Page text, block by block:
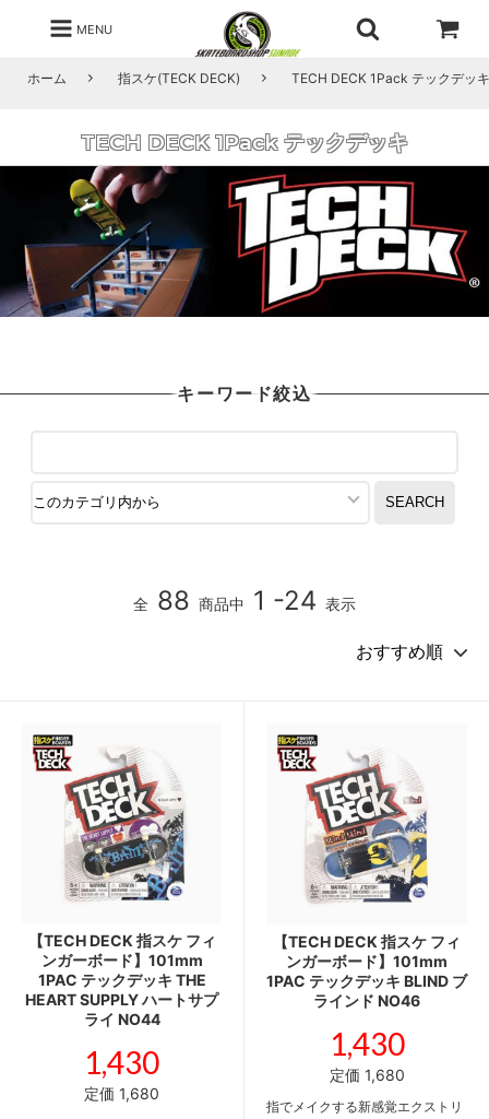
MENU
ホーム 指スケ(TECK DECK) TECH DECK 1Pack テックデッキ
TECH DECK 1Pack テックデッキ
キーワード絞込
全 88 商品中 1 -24 表示
【TECH DECK 指スケ フィ
ンガーボード】101mm
1PAC テックデッキ THE
HEART SUPPLY ハートサプ
ライ NO44
1,430
定価 1,680
【TECH DECK 指スケ フィ
ンガーボード】101mm
1PAC テックデッキ BLIND ブ
ラインド NO46
1,430
定価 1,680
指でメイクする新感覚エクストリ